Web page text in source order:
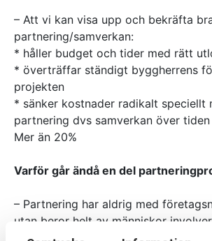
– Att vi kan visa upp och bekräfta
partnering/samverkan:
* håller budget och tider med rätt
* överträffar ständigt byggherrens
projekten
* sänker kostnader radikalt speciellt
partnering dvs samverkan över
Mer än 20%
Varför går ändå en del
– Partnering har aldrig med
utan beror helt av människor
teamet och deltagande företag. Det